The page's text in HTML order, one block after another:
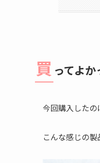
買 ってよか
今回購入したの
こんな感じの製